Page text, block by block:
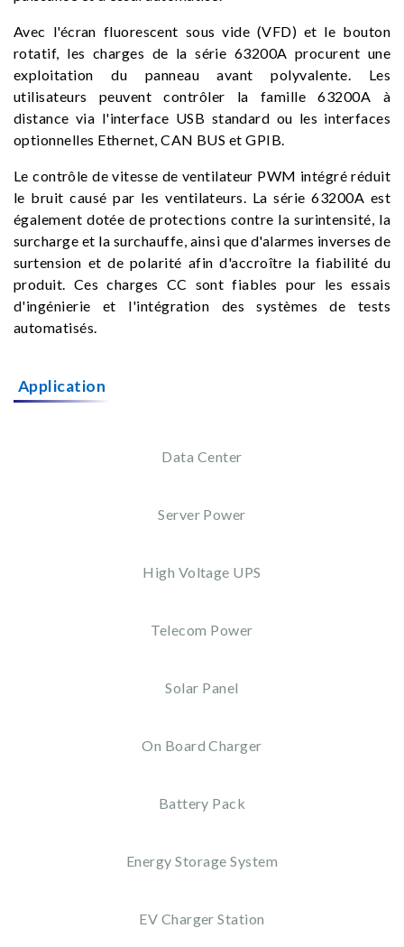
Avec l'écran fluorescent sous vide (VFD) et le bouton
rotatif, les charges de la série 63200A procurent une
exploitation du panneau avant polyvalente. Les
utilisateurs peuvent contrôler la famille 63200A à
distance via l'interface USB standard ou les interfaces
optionnelles Ethernet, CAN BUS et GPIB.
Le contrôle de vitesse de ventilateur PWM intégré réduit
le bruit causé par les ventilateurs. La série 63200A est
également dotée de protections contre la surintensité, la
surcharge et la surchauffe, ainsi que d'alarmes inverses de
surtension et de polarité afin d'accroître la fiabilité du
produit. Ces charges CC sont fiables pour les essais
d'ingénierie et l'intégration des systèmes de tests
automatisés.
Application
Data Center
Server Power
High Voltage UPS
Telecom Power
Solar Panel
On Board Charger
Battery Pack
Energy Storage System
EV Charger Station